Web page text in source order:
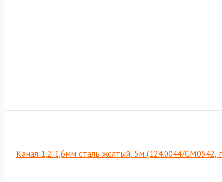
Канал 1,2-1,6мм сталь желтый, 5м (124.0044/